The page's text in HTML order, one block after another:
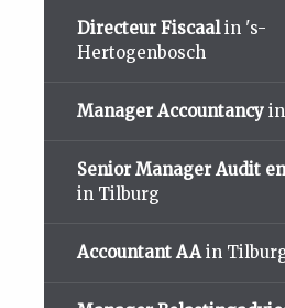
Directeur Fiscaalin 's-
Hertogenbosch
Manager Accountancy
Senior Manager Audit
in Tilburg
Accountant AAin